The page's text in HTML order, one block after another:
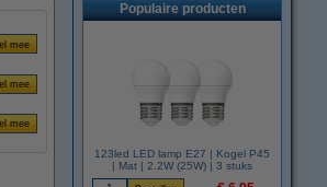
Populaire producten
123led LED lamp E27 | Kogel P45
| Mat | 2.2W (25W) | 3 stuks